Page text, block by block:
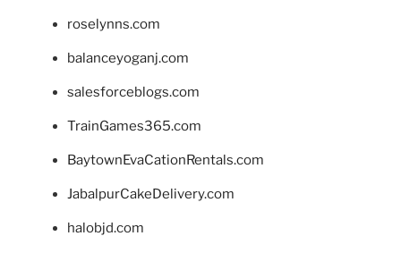
roselynns.com
balanceyoganj.com
salesforceblogs.com
TrainGames365.com
BaytownEvaCationRentals.com
JabalpurCakeDelivery.com
halobjd.com